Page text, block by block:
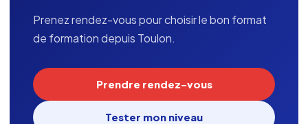
Prenez rendez-vous pour choisir le bon format
de formation depuis Toulon.
Prendre rendez-vous
Tester mon niveau